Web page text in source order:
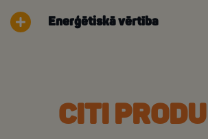
Enerģētiskā vērtība
CITI